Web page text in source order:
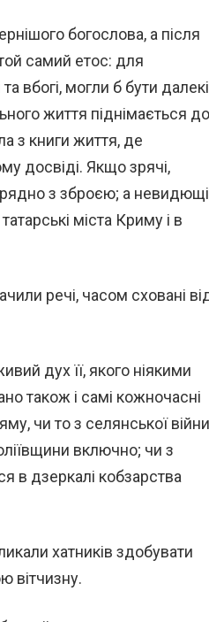
богослова, а після
самий етос: для
вбогі, могли б бути далекі
життя піднімається до
з книги життя, де
досвіді. Якщо зрячі,
з зброєю; а невидющі
міста Криму і в
речі, часом сховані
дух її, якого ніякими
також і самі кожночасні
чи то з селянської війни
включно; чи з
в дзеркалі кобзарства
хатників здобувати
вітчизну.